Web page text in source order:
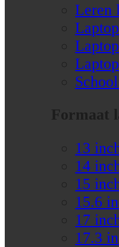
Leren
Formaat
13
14
15
15.6
17
17.3